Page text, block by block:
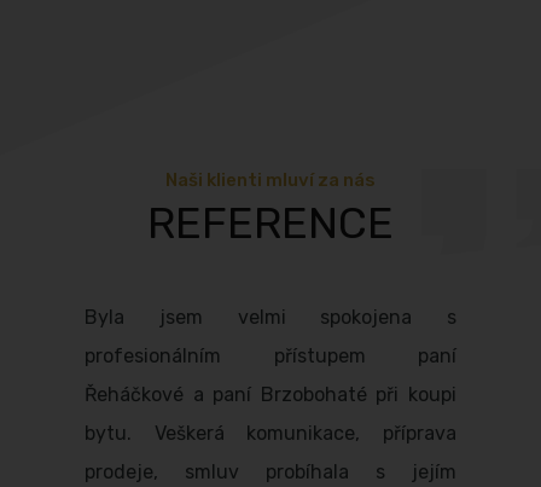
Naši klienti mluví za nás
REFERENCE
Byla jsem velmi spokojena s
profesionálním přístupem paní
Řeháčkové a paní Brzobohaté při koupi
bytu. Veškerá komunikace, příprava
prodeje, smluv probíhala s jejím